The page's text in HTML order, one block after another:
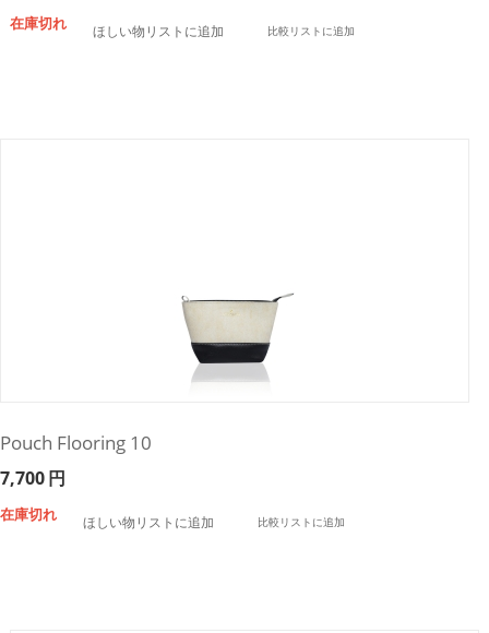
在庫切れ ほしい物リストに追加 比較リストに追加
Pouch Flooring 10
7,700円
在庫切れ ほしい物リストに追加 比較リストに追加